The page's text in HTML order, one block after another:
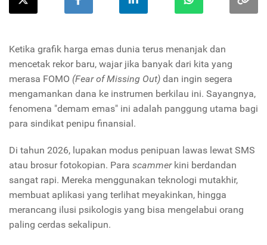
Ketika grafik harga emas dunia terus menanjak dan
mencetak rekor baru, wajar jika banyak dari kita yang
merasa FOMO (Fear of Missing Out) dan ingin segera
mengamankan dana ke instrumen berkilau ini. Sayangnya,
fenomena "demam emas" ini adalah panggung utama bagi
para sindikat penipu finansial.
Di tahun 2026, lupakan modus penipuan lawas lewat SMS
atau brosur fotokopian. Para scammer kini berdandan
sangat rapi. Mereka menggunakan teknologi mutakhir,
membuat aplikasi yang terlihat meyakinkan, hingga
merancang ilusi psikologis yang bisa mengelabui orang
paling cerdas sekalipun.